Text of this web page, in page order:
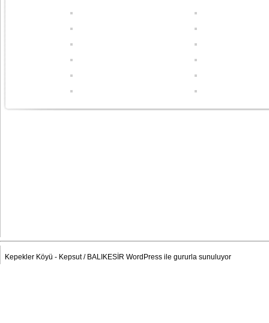
Kepekler Köyü - Kepsut / BALIKESİR WordPress ile gururla sunuluyor